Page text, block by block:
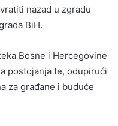
nazad u zgradu
BiH.
Bosne i Hercegovine
postojanja te, odupirući
za građane i buduće